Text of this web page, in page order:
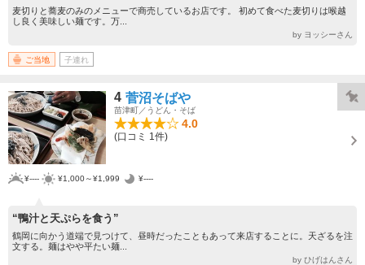
麦切りと蕎麦のみのメニューで商売しているお店です。 初めて食べた麦切りは喉越
し良く美味しい麺です。万...
by ヨッシーさん
ご当地 子連れ
4 菅沼そばや
苗津町／うどん・そば
4.0
(口コミ 1件)
¥---- ¥1,000～¥1,999 ¥----
“鴨汁と天ぷらを食う”
鶴岡に向かう道端で見つけて、昼時だったこともあって来店することに。天ざるを注
文する。麺はやや平たい麺...
by ひげはんさん